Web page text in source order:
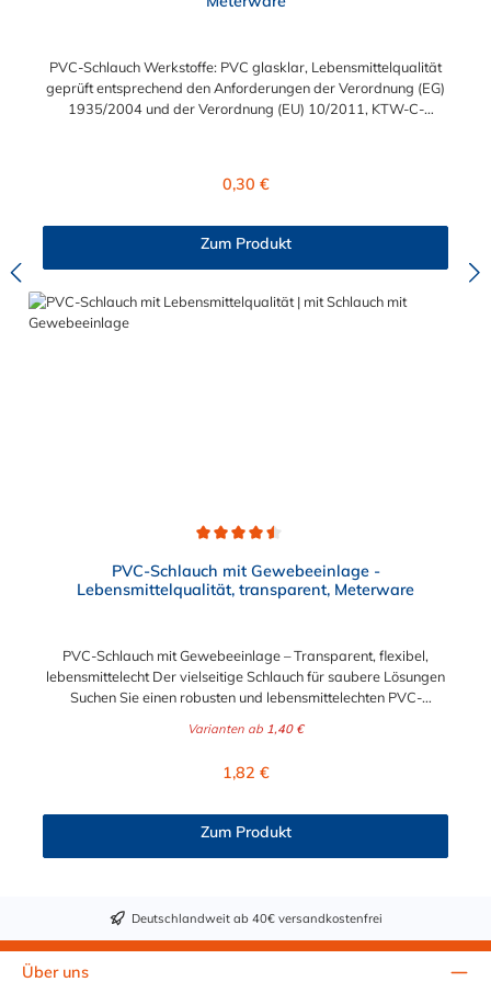
PVC-Schlauch Werkstoffe: PVC glasklar, Lebensmittelqualität
geprüft entsprechend den Anforderungen der Verordnung (EG)
1935/2004 und der Verordnung (EU) 10/2011, KTW-C-
Mineralwasser, Süßmost und alkoholische Getränke bis 15
fetthaltige Produkte!). Die durchfließenden Lebensmittel sollten
+40°C nicht überschreiten. Eine Geschmacksprobe ist ratsam.
Bei der Durchleitung von Lebensmitteln und Trinkwasser ist der
Schlauch vor dem Ersteinsatz unbedingt sorgfältig zu reinigen
Regulärer Preis:
0,30 €
Zum Produkt
PVC-Schlauch mit Gewebeeinlage -
Lebensmittelqualität, transparent, Meterware
PVC-Schlauch mit Gewebeeinlage – Transparent, flexibel,
lebensmittelecht Der vielseitige Schlauch für saubere Lösungen
Suchen Sie einen robusten und lebensmittelechten PVC-
oder Gastronomie? Unser transparenter PVC-Schlauch mit
Meterware für maximale Flexibilität. Geprüfte Qualität für
Innenseele und Außendecke aus PVC sowie einer
stabilisierenden Textil-Gewebeeinlage. Er wird TÜV-geprüft
und LABS-frei produziert. In der transparenten und
B, C). Nur der Typ transparent erfüllt darüber hinaus KTW-C
sowie FDA 175.300. Verfügbare Schlauchinnendurchmesser: 4
mm 6 mm 9 mm 13 mm 16 mm 19 mm 25 mm Für Wasser,
Varianten ab 1,40 €
Regulärer Preis:
1,82 €
Zum Produkt
Deutschlandweit ab 40€ versandkostenfrei
Über uns